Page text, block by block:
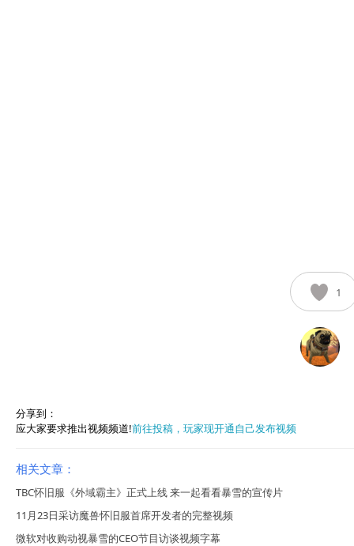
1
分享到：
应大家要求推出视频频道!前往投稿，玩家现开通自己发布视频
相关文章：
TBC怀旧服《外域霸主》正式上线 来一起看看暴雪的宣传片
11月23日采访魔兽怀旧服首席开发者的完整视频
微软对收购动视暴雪的CEO节目访谈视频字幕